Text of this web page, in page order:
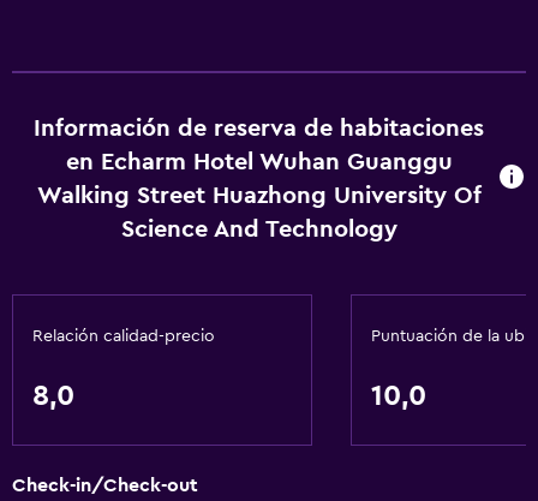
Información de reserva de habitaciones
en Echarm Hotel Wuhan Guanggu
Walking Street Huazhong University Of
Science And Technology
Relación calidad-precio
8,0
Puntuación de la
10,0
Check-in/Check-out